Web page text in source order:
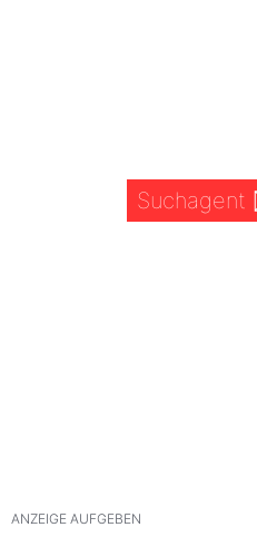
Suchagent
ANZEIGE AUFGEBEN